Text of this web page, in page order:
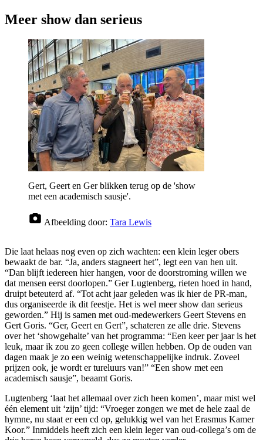
Meer show dan serieus
Gert, Geert en Ger blikken terug op de 'show
met een academisch sausje'.
Afbeelding door: Tara Lewis
Die laat helaas nog even op zich wachten: een klein leger obers
bewaakt de bar. “Ja, anders stagneert het”, legt een van hen uit.
“Dan blijft iedereen hier hangen, voor de doorstroming willen we
dat mensen eerst doorlopen.” Ger Lugtenberg, rieten hoed in hand,
druipt beteuterd af. “Tot acht jaar geleden was ik hier de PR-man,
dus organiseerde ik dit feestje. Het is wel meer show dan serieus
geworden.” Hij is samen met oud-medewerkers Geert Stevens en
Gert Goris. “Ger, Geert en Gert”, schateren ze alle drie. Stevens
over het ‘showgehalte’ van het programma: “Een keer per jaar is het
leuk, maar ik zou zo geen college willen hebben. Op de ouden van
dagen maak je zo een weinig wetenschappelijke indruk. Zoveel
prijzen ook, je wordt er tureluurs van!” “Een show met een
academisch sausje”, beaamt Goris.
Lugtenberg ‘laat het allemaal over zich heen komen’, maar mist wel
één element uit ‘zijn’ tijd: “Vroeger zongen we met de hele zaal de
hymne, nu staat er een cd op, gelukkig wel van het Erasmus Kamer
Koor.” Inmiddels heeft zich een klein leger van oud-collega’s om de